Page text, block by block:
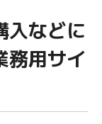
入などに
務用サイ